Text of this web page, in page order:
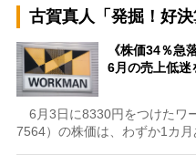
古賀真人「発掘！好決
《株価34％急
6月の売上低
6月3日に8330円をつけたワ
7564）の株価は、わずか1カ